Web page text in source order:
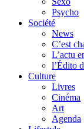
Psycho
Société
News
C’est
L’actu
l’Édito
Culture
Livres
Cinéma
Art
Agenda